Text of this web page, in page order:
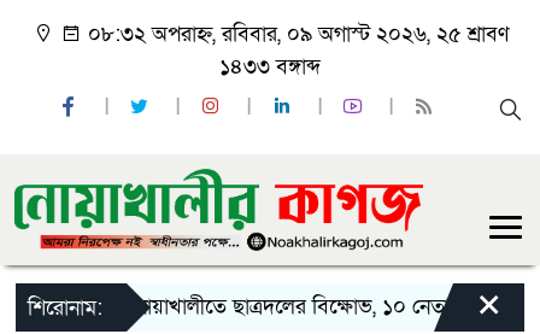
০৮:৩২ অপরাহ্ন, রবিবার, ০৯ অগাস্ট ২০২৬, ২৫ শ্রাবণ
১৪৩৩ বঙ্গাব্দ
শিরোনাম:নোয়াখালীতে ছাত্রদলের বিক্ষোভ, ১০ নেতার পদত্যাগ×